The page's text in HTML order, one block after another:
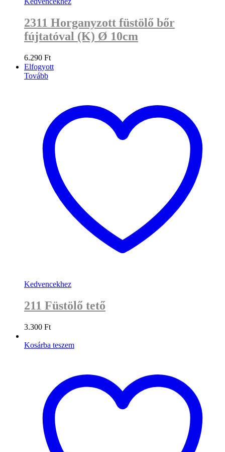
2311 Horganyzott füstölő bőr
fújtatóval (K) Ø 10cm
6.290 Ft
Elfogyott
Tovább
Kedvencekhez
211 Füstölő tető
3.300 Ft
Kosárba teszem